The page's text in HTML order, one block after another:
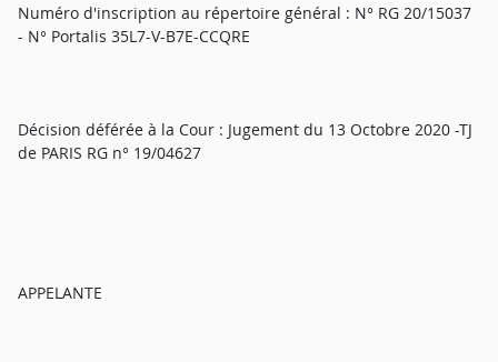
Numéro d'inscription au répertoire général : N° RG 20/15037
- N° Portalis 35L7-V-B7E-CCQRE
Décision déférée à la Cour : Jugement du 13 Octobre 2020 -TJ
de PARIS RG n° 19/04627
APPELANTE